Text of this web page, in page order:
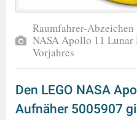
Raumfahrer-
NASA Apollo 11 Lunar
Vorjahres
Den LEGO NASA
Aufnäher 5005907